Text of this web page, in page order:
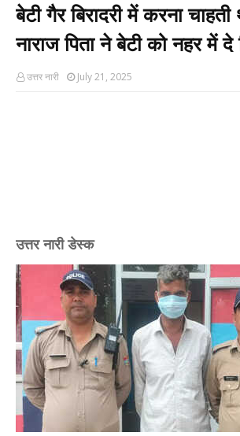
बेटी गैर बिरादरी में करना चाहती
नाराज पिता ने बेटी को नहर में दे
उत्तर नारी July 21, 2025
उत्तर नारी डेस्क